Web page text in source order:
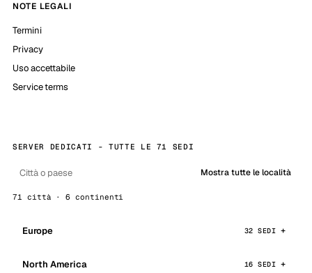
NOTE LEGALI
Termini
Privacy
Uso accettabile
Service terms
SERVER DEDICATI - TUTTE LE 71 SEDI
Mostra tutte le località
71 città · 6 continenti
Europe 32 SEDI
North America 16 SEDI